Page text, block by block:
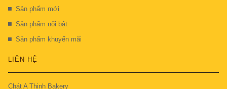
Sản phẩm mới
Sản phẩm nổi bật
Sản phẩm khuyến mãi
LIÊN HỆ
Chát A Thịnh Bakery